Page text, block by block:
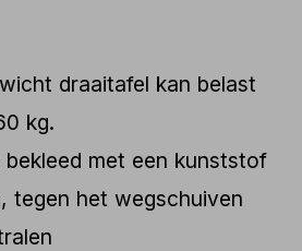
draaitafel kan belast
kg.
bekleed met een kunststof
tegen het wegschuiven